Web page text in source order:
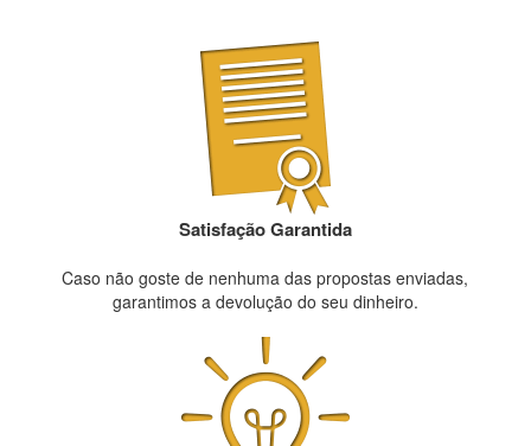
Satisfação Garantida
Caso não goste de nenhuma das propostas enviadas,
garantimos a devolução do seu dinheiro.